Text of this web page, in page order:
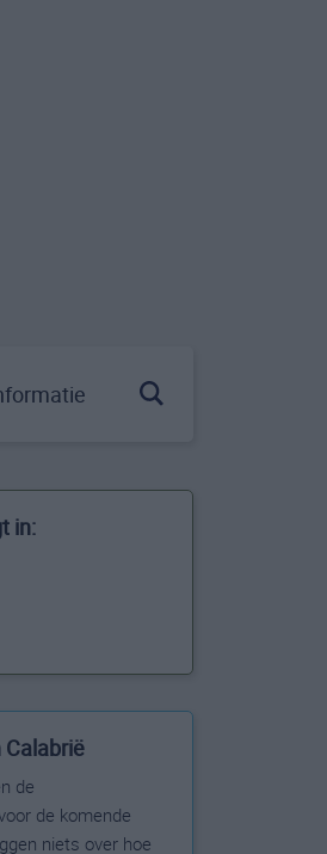
in:
de
de komende
niets over hoe